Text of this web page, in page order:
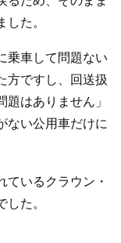
た。
乗車して問題ない
方ですし、回送扱
はありません」
ない公用車だけに
ているクラウン・
た。